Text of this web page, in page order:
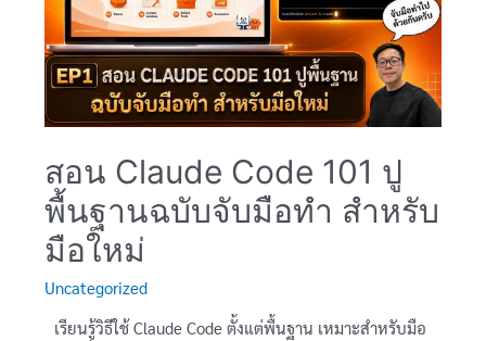
กา
รสต็
อก
สินค้า
(Inventory)
แจ้ง
เตือน
ทาง
อีเมล
สอน Claude Code 101 ปู
พื้นฐานฉบับจับมือทำ สำหรับ
มือใหม่
Uncategorized
เรียนรู้วิธีใช้ Claude Code ตั้งแต่พื้นฐาน เหมาะสำหรับมือ